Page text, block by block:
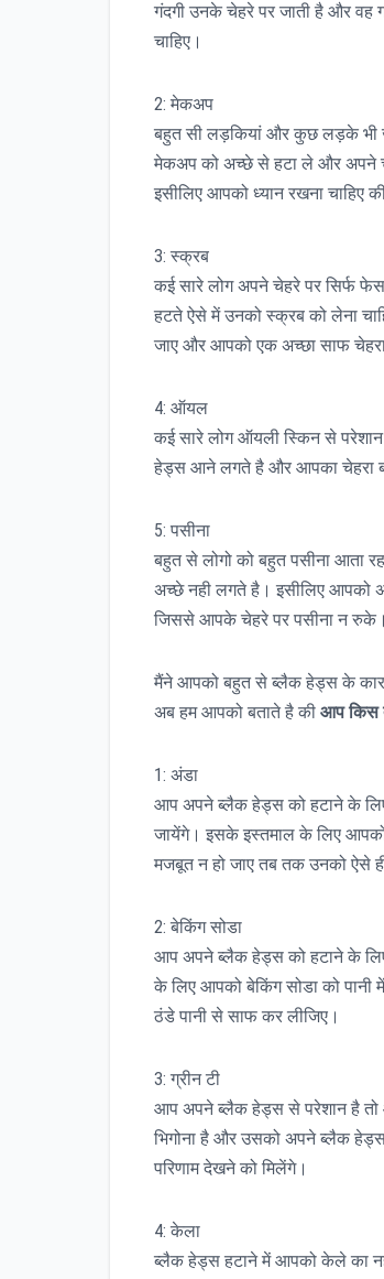
गंदगी उनके चेहरे पर जाती है और वह
चाहिए।
2: मेकअप
बहुत सी लड़कियां और कुछ लड़के भी
मेकअप को अच्छे से हटा ले और अपने
इसीलिए आपको ध्यान रखना
3: स्क्रब
कई सारे लोग अपने चेहरे पर सिर्फ
हटते ऐसे में उनको स्क्रब को लेना
जाए और आपको एक अच्छा साफ
4: ऑयल
कई सारे लोग ऑयली स्किन से
हेड्स आने लगते है और आपका चेहरा
5: पसीना
बहुत से लोगो को बहुत पसीना आता
अच्छे नही लगते है। इसीलिए आपको
जिससे आपके चेहरे पर पसीना न रुके।
मैंने आपको बहुत से ब्लैक हेड्स के
अब हम आपको बताते है की आप किस
1: अंडा
आप अपने ब्लैक हेड्स को हटाने के
जायेंगे। इसके इस्तमाल के लिए
मजबूत न हो जाए तब तक उनको ऐसे
2: बेकिंग सोडा
आप अपने ब्लैक हेड्स को हटाने के
के लिए आपको बेकिंग सोडा को
ठंडे पानी से साफ कर लीजिए।
3: ग्रीन टी
आप अपने ब्लैक हेड्स से परेशान है तो
भिगोना है और उसको अपने ब्लैक
परिणाम देखने को मिलेंगे।
4: केला
ब्लैक हेड्स हटाने में आपको केले का